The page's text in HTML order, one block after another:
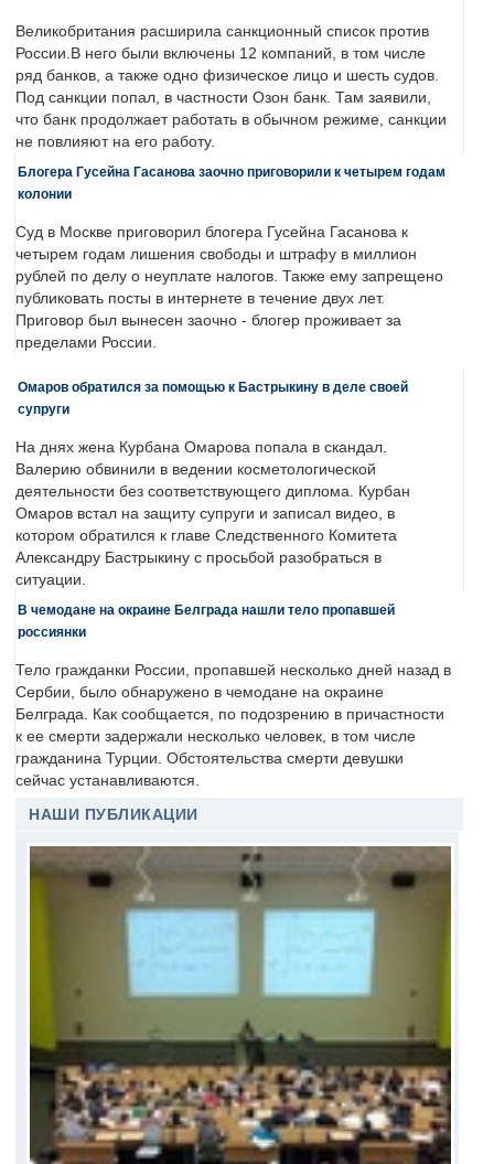
Великобритания расширила санкционный список против
России.В него были включены 12 компаний, в том числе
ряд банков, а также одно физическое лицо и шесть судов.
Под санкции попал, в частности Озон банк. Там заявили,
что банк продолжает работать в обычном режиме, санкции
не повлияют на его работу.
Блогера Гусейна Гасанова заочно приговорили к четырем годам
колонии
Суд в Москве приговорил блогера Гусейна Гасанова к
четырем годам лишения свободы и штрафу в миллион
рублей по делу о неуплате налогов. Также ему запрещено
публиковать посты в интернете в течение двух лет.
Приговор был вынесен заочно - блогер проживает за
пределами России.
Омаров обратился за помощью к Бастрыкину в деле своей
супруги
На днях жена Курбана Омарова попала в скандал.
Валерию обвинили в ведении косметологической
деятельности без соответствующего диплома. Курбан
Омаров встал на защиту супруги и записал видео, в
котором обратился к главе Следственного Комитета
Александру Бастрыкину с просьбой разобраться в
ситуации.
В чемодане на окраине Белграда нашли тело пропавшей
россиянки
Тело гражданки России, пропавшей несколько дней назад в
Сербии, было обнаружено в чемодане на окраине
Белграда. Как сообщается, по подозрению в причастности
к ее смерти задержали несколько человек, в том числе
гражданина Турции. Обстоятельства смерти девушки
сейчас устанавливаются.
НАШИ ПУБЛИКАЦИИ